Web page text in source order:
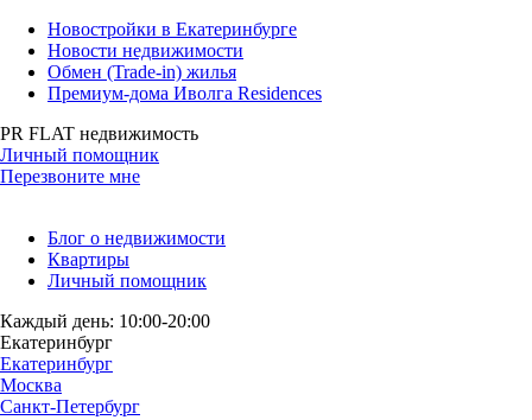
Новостройки в Екатеринбурге
Новости недвижимости
Обмен (Trade-in) жилья
Премиум-дома Иволга Residences
PR FLAT недвижимость
Личный помощник
Перезвоните мне
Блог о недвижимости
Квартиры
Личный помощник
Каждый день: 10:00-20:00
Екатеринбург
Екатеринбург
Москва
Санкт-Петербург